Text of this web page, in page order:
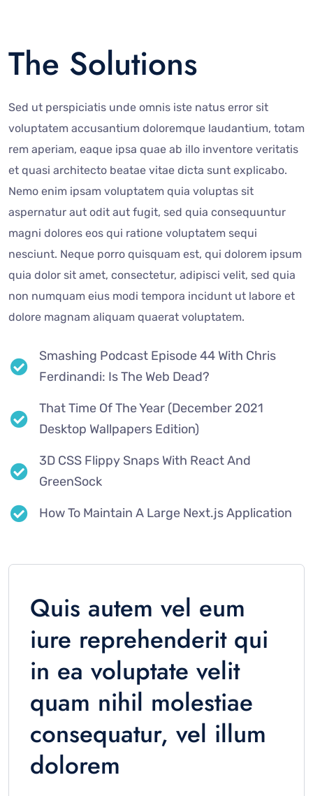
The Solutions
Sed ut perspiciatis unde omnis iste natus error sit
voluptatem accusantium doloremque laudantium, totam
rem aperiam, eaque ipsa quae ab illo inventore veritatis
et quasi architecto beatae vitae dicta sunt explicabo.
Nemo enim ipsam voluptatem quia voluptas sit
aspernatur aut odit aut fugit, sed quia consequuntur
magni dolores eos qui ratione voluptatem sequi
nesciunt. Neque porro quisquam est, qui dolorem ipsum
quia dolor sit amet, consectetur, adipisci velit, sed quia
non numquam eius modi tempora incidunt ut labore et
dolore magnam aliquam quaerat voluptatem.
Smashing Podcast Episode 44 With Chris
Ferdinandi: Is The Web Dead?
That Time Of The Year (December 2021
Desktop Wallpapers Edition)
3D CSS Flippy Snaps With React And
GreenSock
How To Maintain A Large Next.js Application
Quis autem vel eum
iure reprehenderit qui
in ea voluptate velit
quam nihil molestiae
consequatur, vel illum
dolorem